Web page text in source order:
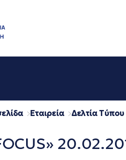
Εταιρεία Δελτία Τύπου